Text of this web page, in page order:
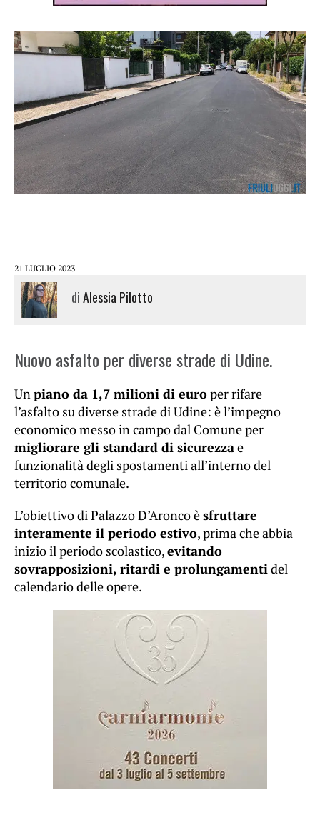
21 LUGLIO 2023
diAlessia Pilotto
Nuovo asfalto per diverse strade di Udine.
Unpiano da 1,7 milioni di europer rifare
l’asfalto su diverse strade di Udine: è l’impegno
economico messo in campo dal Comune per
migliorare gli standard di sicurezzae
funzionalità degli spostamenti all’interno del
territorio comunale.
L’obiettivo di Palazzo D’Aronco èsfruttare
interamente il periodo estivo, prima che abbia
inizio il periodo scolastico,evitando
sovrapposizioni, ritardi e prolungamentidel
calendario delle opere.